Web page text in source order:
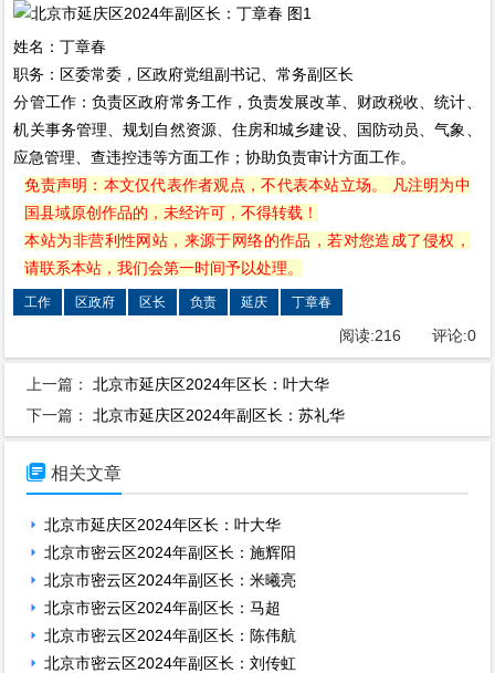
姓名：丁章春
职务：区委常委，区政府党组副书记、常务副区长
分管工作：负责区政府常务工作，负责发展改革、财政税收、统计、
机关事务管理、规划自然资源、住房和城乡建设、国防动员、气象、
应急管理、查违控违等方面工作；协助负责审计方面工作。
免责声明：本文仅代表作者观点，不代表本站立场。 凡注明为中
国县域原创作品的，未经许可，不得转载！
本站为非营利性网站，来源于网络的作品，若对您造成了侵权，
请联系本站，我们会第一时间予以处理。
工作 区政府 区长 负责 延庆 丁章春
阅读:216 评论:0
上一篇：北京市延庆区2024年区长：叶大华
下一篇：北京市延庆区2024年副区长：苏礼华
 相关文章
北京市延庆区2024年区长：叶大华
北京市密云区2024年副区长：施辉阳
北京市密云区2024年副区长：米曦亮
北京市密云区2024年副区长：马超
北京市密云区2024年副区长：陈伟航
北京市密云区2024年副区长：刘传虹